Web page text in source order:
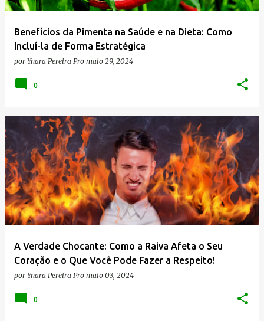
Benefícios da Pimenta na Saúde e na Dieta: Como
Incluí-la de Forma Estratégica
por Ynara Pereira Pro maio 29, 2024
0
A Verdade Chocante: Como a Raiva Afeta o Seu
Coração e o Que Você Pode Fazer a Respeito!
por Ynara Pereira Pro maio 03, 2024
0